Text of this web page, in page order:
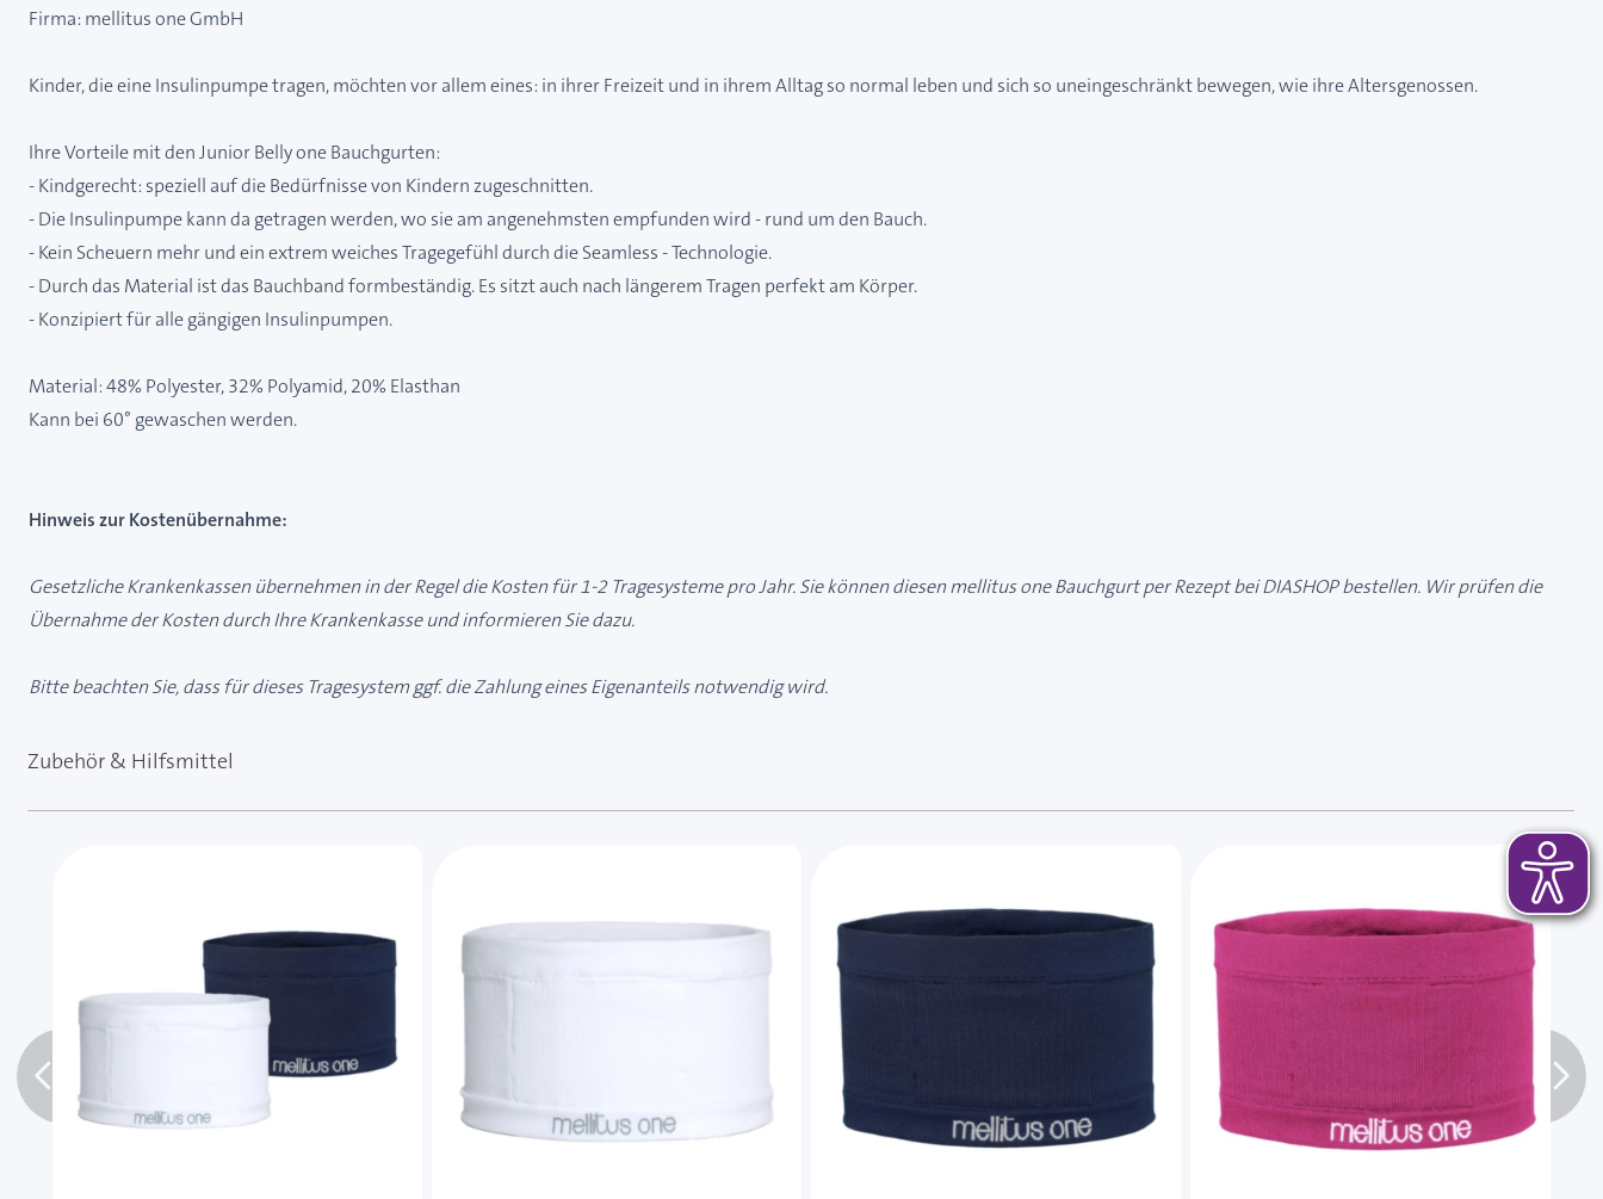
Firma: mellitus one GmbH
Kinder, die eine Insulinpumpe tragen, möchten vor allem eines: in ihrer Freizeit und in ihrem Alltag so normal leben und sich so uneingeschränkt bewegen, wie ihre Altersgenossen.
Ihre Vorteile mit den Junior Belly one Bauchgurten:
- Kindgerecht: speziell auf die Bedürfnisse von Kindern zugeschnitten.
- Die Insulinpumpe kann da getragen werden, wo sie am angenehmsten empfunden wird - rund um den Bauch.
- Kein Scheuern mehr und ein extrem weiches Tragegefühl durch die Seamless - Technologie.
- Durch das Material ist das Bauchband formbeständig. Es sitzt auch nach längerem Tragen perfekt am Körper.
- Konzipiert für alle gängigen Insulinpumpen.
Material: 48% Polyester, 32% Polyamid, 20% Elasthan
Kann bei 60° gewaschen werden.
Hinweis zur Kostenübernahme:
Gesetzliche Krankenkassen übernehmen in der Regel die Kosten für 1-2 Tragesysteme pro Jahr. Sie können diesen mellitus one Bauchgurt per Rezept bei DIASHOP bestellen. Wir prüfen die
Übernahme der Kosten durch Ihre Krankenkasse und informieren Sie dazu.
Bitte beachten Sie, dass für dieses Tragesystem ggf. die Zahlung eines Eigenanteils notwendig wird.
Zubehör & Hilfsmittel
Mit der Tabulatortaste können Sie durch die Elemente des Karussells navigieren. Mit den Skip-Links können Sie das Karussell überspringen oder direkt zur